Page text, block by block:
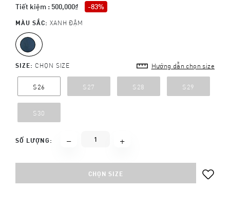
Tiết kiệm : 500,000₫ -83%
MÀU SẮC: XANH ĐẬM
SIZE: CHỌN SIZE Hướng dẫn chọn size
S26 S27 S28 S29
S30
SỐ LƯỢNG:
CHỌN SIZE